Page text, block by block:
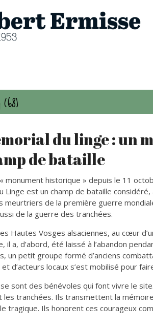
du linge : un
de bataille
monument historique » depuis le 11
Linge est un champ de bataille
meurtriers de la première guerre
de la guerre des tranchées.
Hautes Vosges alsaciennes, au cœur
il a, d’abord, été laissé à l’abandon
un petit groupe formé d’anciens
d’acteurs locaux s’est mobilisé pour
se sont des bénévoles qui font vivre le
les tranchées. Ils transmettent la
tragique. Ils honorent ces courageux